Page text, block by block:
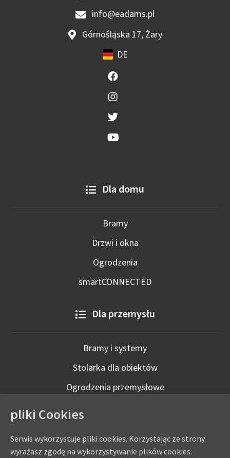
info@eadams.pl
Górnośląska 17, Żary
DE
Dla domu
Bramy
Drzwi i okna
Ogrodzenia
smartCONNECTED
Dla przemysłu
Bramy i systemy
Stolarka dla obiektów
Ogrodzenia przemysłowe
pliki Cookies
Serwis wykorzystuje pliki cookies. Korzystając ze strony
wyrażasz zgodę na wykorzystywanie plików cookies.